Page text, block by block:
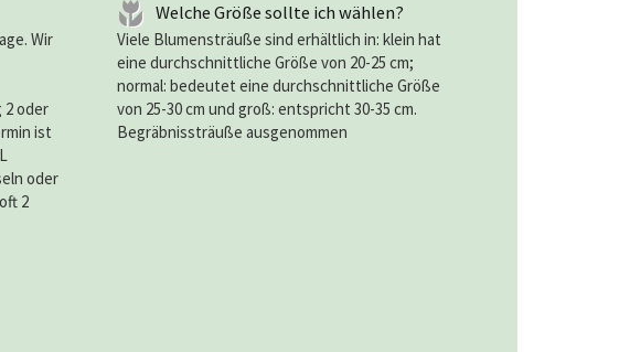
Wir
2 oder
ist
oder
2
Welche Größe sollte ich wählen?
Viele Blumensträuße sind erhältlich in: klein hat
eine durchschnittliche Größe von 20-25 cm;
normal: bedeutet eine durchschnittliche Größe
von 25-30 cm und groß: entspricht 30-35 cm.
Begräbnissträuße ausgenommen